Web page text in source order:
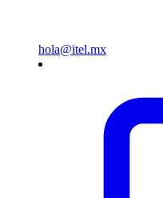
hola@itel.mx